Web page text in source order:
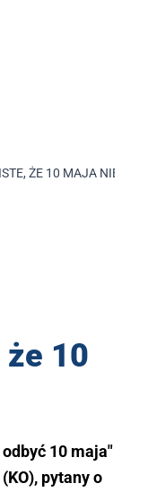
ŻE 10 MAJA NIE MOGĄ
10
10 maja"
pytany o